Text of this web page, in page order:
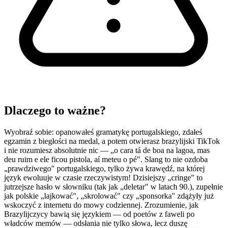
Dlaczego to ważne?
Wyobraź sobie: opanowałeś gramatykę portugalskiego, zdałeś
egzamin z biegłości na medal, a potem otwierasz brazylijski TikTok
i nie rozumiesz absolutnie nic — „o cara tá de boa na lagoa, mas
deu ruim e ele ficou pistola, aí meteu o pé". Slang to nie ozdoba
„prawdziwego" portugalskiego, tylko żywa krawędź, na której
język ewoluuje w czasie rzeczywistym! Dzisiejszy „cringe" to
jutrzejsze hasło w słowniku (tak jak „deletar" w latach 90.), zupełnie
jak polskie „lajkować", „skrolować" czy „sponsorka" zdążyły już
wskoczyć z internetu do mowy codziennej. Zrozumienie, jak
Brazylijczycy bawią się językiem — od poetów z faweli po
władców memów — odsłania nie tylko słowa, lecz duszę